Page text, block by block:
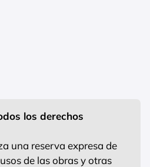
los derechos
una reserva expresa de
de las obras y otras